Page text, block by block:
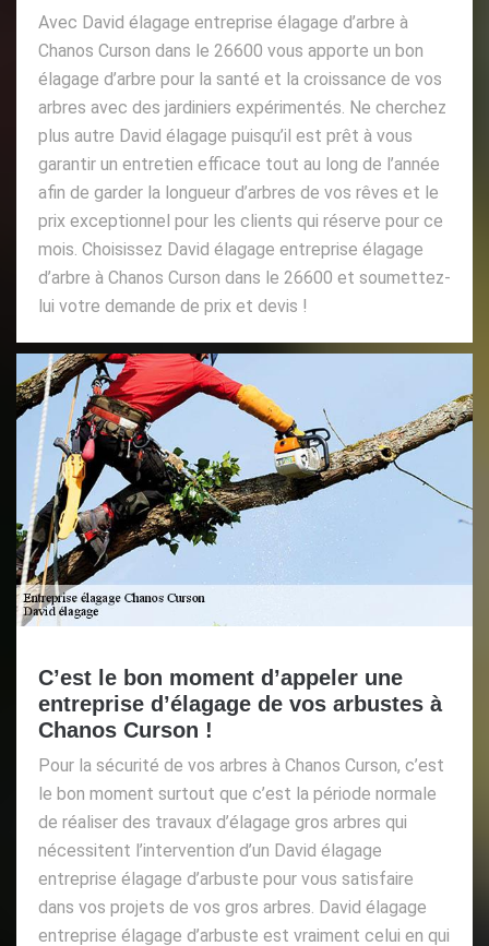
Avec David élagage entreprise élagage d’arbre à
Chanos Curson dans le 26600 vous apporte un bon
élagage d’arbre pour la santé et la croissance de vos
arbres avec des jardiniers expérimentés. Ne cherchez
plus autre David élagage puisqu’il est prêt à vous
garantir un entretien efficace tout au long de l’année
afin de garder la longueur d’arbres de vos rêves et le
prix exceptionnel pour les clients qui réserve pour ce
mois. Choisissez David élagage entreprise élagage
d’arbre à Chanos Curson dans le 26600 et soumettez-
lui votre demande de prix et devis !
C’est le bon moment d’appeler une
entreprise d’élagage de vos arbustes à
Chanos Curson !
Pour la sécurité de vos arbres à Chanos Curson, c’est
le bon moment surtout que c’est la période normale
de réaliser des travaux d’élagage gros arbres qui
nécessitent l’intervention d’un David élagage
entreprise élagage d’arbuste pour vous satisfaire
dans vos projets de vos gros arbres. David élagage
entreprise élagage d’arbuste est vraiment celui en qui